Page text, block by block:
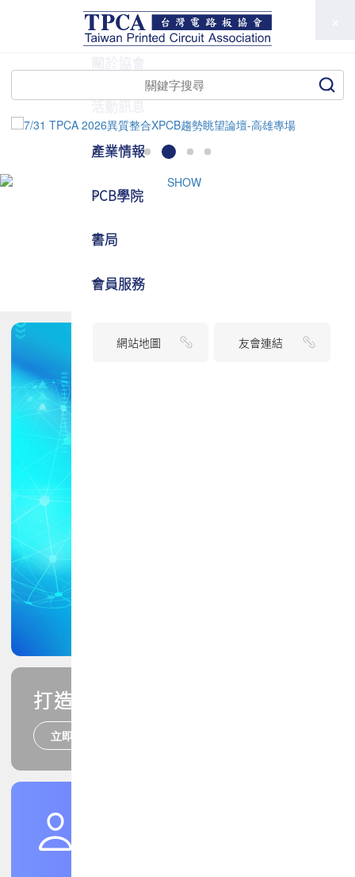
打造您的PCB專業技能
立即報名
TPCA
活動訊息
產業情報
PCB學院
書局
會員服務
網站地圖 友會連結